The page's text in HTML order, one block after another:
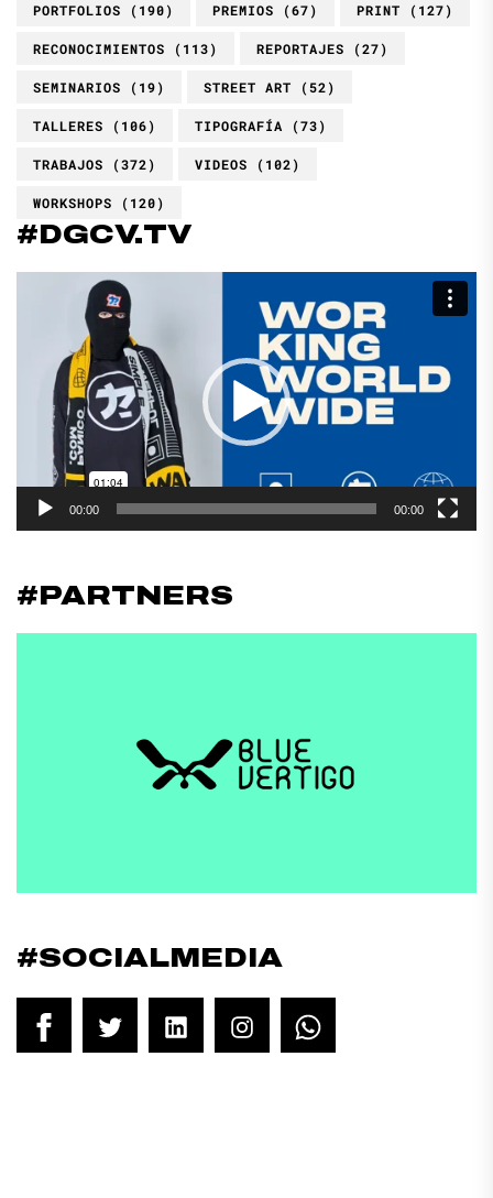
PORTFOLIOS (190) PREMIOS (67) PRINT (127)
RECONOCIMIENTOS (113) REPORTAJES (27)
SEMINARIOS (19) STREET ART (52)
TALLERES (106) TIPOGRAFÍA (73)
TRABAJOS (372) VIDEOS (102)
WORKSHOPS (120)
#DGCV.TV
Reproductor
00:00 00:00
#PARTNERS
#SOCIALMEDIA
FacebookTwitter LinkedInInstagram